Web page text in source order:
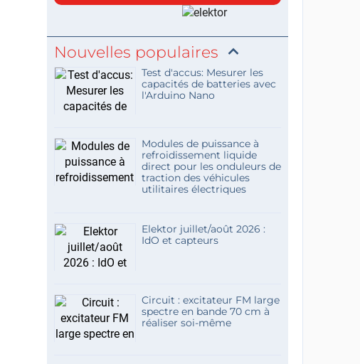
Nouvelles populaires
Test d'accus: Mesurer les
capacités de batteries avec
l'Arduino Nano
Modules de puissance à
refroidissement liquide
direct pour les onduleurs de
traction des véhicules
utilitaires électriques
Elektor juillet/août 2026 :
IdO et capteurs
Circuit : excitateur FM large
spectre en bande 70 cm à
réaliser soi-même